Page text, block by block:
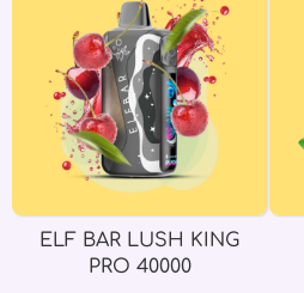
ELF BAR LUSH KING
PRO 40000